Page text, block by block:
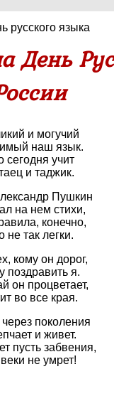
и могучий
наш язык.
сегодня учит
и таджик.
Пушкин
на нем стихи,
конечно,
не так легки.
кому он дорог,
поздравить я.
он процветает,
во все края.
через поколения
и живет.
пусть забвения,
не умрет!